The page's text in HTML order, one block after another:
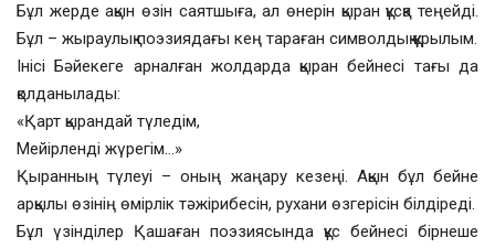
Бұл жерде ақын өзін саятшыға, ал өнерін қыран құсқа теңейді.
Бұл – жыраулық поэзиядағы кең тараған символдық құрылым.
Інісі Бәйекеге арналған жолдарда қыран бейнесі тағы да
қолданылады:
«Қарт қырандай түледім,
Мейірленді жүрегім…»
Қыранның түлеуі – оның жаңару кезеңі. Ақын бұл бейне
арқылы өзінің өмірлік тәжірибесін, рухани өзгерісін білдіреді.
Бұл үзінділер Қашаған поэзиясында құс бейнесі бірнеше